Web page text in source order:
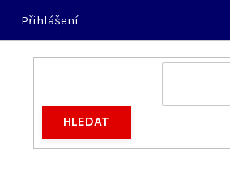
Přihlášení
HLEDAT